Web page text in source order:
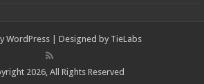
WordPress | Designed by TieLabs
2026, All Rights Reserved